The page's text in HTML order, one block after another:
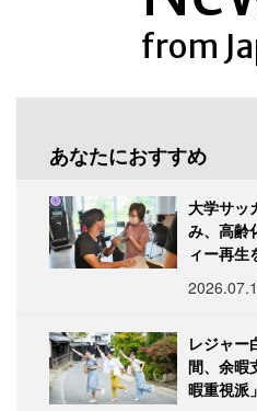
from
あなたにおすすめ
大学サッ
み、高齢
ィー再生
レジャー
間、余暇
暇重視派